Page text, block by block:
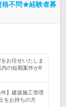
格不問★経験者募
お任せいたしま
の短期案件が8
】建築施工管理
をお持ちの方